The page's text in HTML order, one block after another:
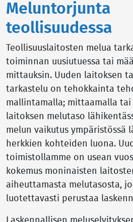
Meluntorjunta
teollisuudessa
Teollisuuslaitosten melua
toiminnan uusiutuessa tai
mittauksin. Uuden laitoksen
tarkastelu on tehokkainta
mallintamalla; mittaamalla
laitoksen melutaso
melun vaikutus ympäristössä
herkkien kohteiden luona.
toimistollamme on usean
kokemus moninaisten
aiheuttamasta melutasosta,
luotettavasti perustaa